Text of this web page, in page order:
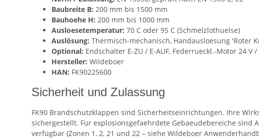
Baubreite B: 200 mm bis 1500 mm
Bauhoehe H: 200 mm bis 1000 mm
Ausloesetemperatur: 70 C oder 95 C (Schmelzlothuelse)
Auslösung: Thermisch-mechanisch, Handausloesung 'Roter
Optional: Endschalter E-ZU / E-AUF, Federrueckl.-Motor 24 V
Hersteller: Wildeboer
HAN: FK90225600
Sicherheit und Zulassung
FK90 Brandschutzklappen sind Sicherheitseinrichtungen. Ihre
sichergestellt. Für explosionsgefaehrdete Gebaeudebereiche sind
verfügbar (Zonen 1, 2, 21 und 22 – siehe Wildeboer